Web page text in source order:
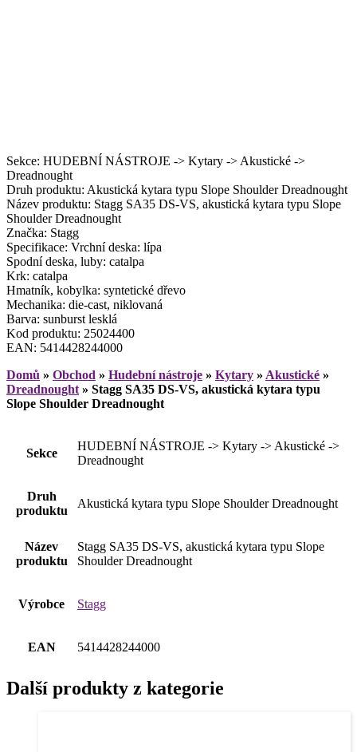
Sekce: HUDEBNÍ NÁSTROJE -> Kytary -> Akustické ->
Dreadnought
Druh produktu: Akustická kytara typu Slope Shoulder Dreadnought
Název produktu: Stagg SA35 DS-VS, akustická kytara typu Slope
Shoulder Dreadnought
Značka: Stagg
Specifikace: Vrchní deska: lípa
Spodní deska, luby: catalpa
Krk: catalpa
Hmatník, kobylka: syntetické dřevo
Mechanika: die-cast, niklovaná
Barva: sunburst lesklá
Kod produktu: 25024400
EAN: 5414428244000
Domů » Obchod » Hudební nástroje » Kytary » Akustické »
Dreadnought » Stagg SA35 DS-VS, akustická kytara typu
Slope Shoulder Dreadnought
Sekce
HUDEBNÍ NÁSTROJE -> Kytary -> Akustické ->
Dreadnought
Druh
produktu
Akustická kytara typu Slope Shoulder Dreadnought
Název
produktu
Stagg SA35 DS-VS, akustická kytara typu Slope
Shoulder Dreadnought
Výrobce Stagg
EAN 5414428244000
Další produkty z kategorie